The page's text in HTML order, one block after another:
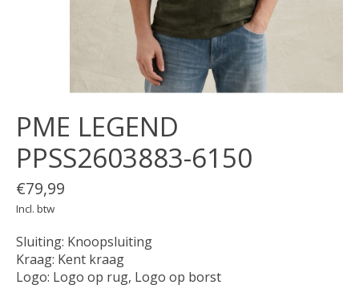
PME LEGEND
PPSS2603883-6150
€79,99
Incl. btw
Sluiting: Knoopsluiting
Kraag: Kent kraag
Logo: Logo op rug, Logo op borst